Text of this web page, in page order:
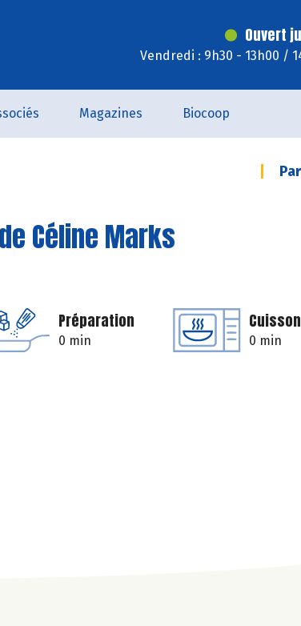
Ouvert
Vendredi : 9h30 - 13h00 /
Magazines Biocoop
Céline Marks
Préparation
0 min
Cuisson
0 min